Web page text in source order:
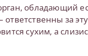
обладающий
за
сухим, а